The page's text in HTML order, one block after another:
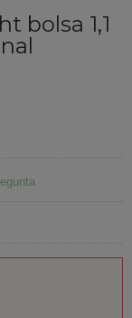
bolsa 1,1